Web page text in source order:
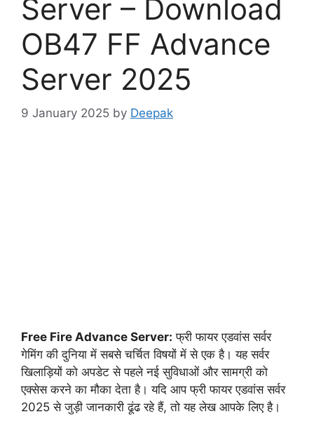
Server – Download
OB47 FF Advance
Server 2025
9 January 2025 by Deepak
Free Fire Advance Server: फ्री फायर एडवांस सर्वर
गेमिंग की दुनिया में सबसे चर्चित विषयों में से एक है। यह सर्वर
खिलाड़ियों को अपडेट से पहले नई सुविधाओं और सामग्री को
एक्सेस करने का मौका देता है। यदि आप फ्री फायर एडवांस सर्वर
2025 से जुड़ी जानकारी ढूंढ रहे हैं, तो यह लेख आपके लिए है।